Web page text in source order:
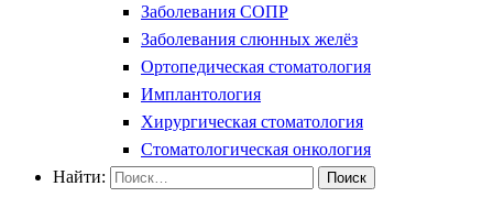
Заболевания СОПР
Заболевания слюнных желёз
Ортопедическая стоматология
Имплантология
Хирургическая стоматология
Стоматологическая онкология
Найти: